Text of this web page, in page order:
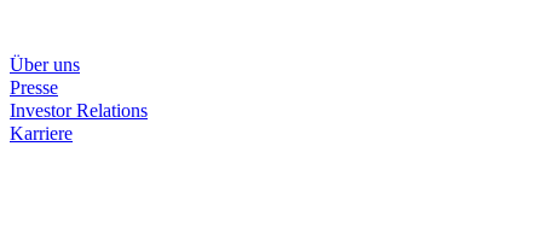
Über uns
Presse
Investor Relations
Karriere